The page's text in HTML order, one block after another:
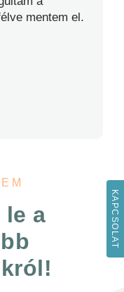
KAPCSOLAT
mentem el.
le a